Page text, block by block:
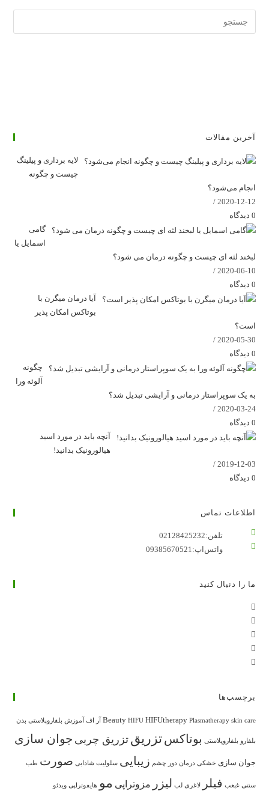
وبسایت
آخرین مقالات
لایه برداری و پیلینگ
چیست و چگونه
انجام می‌شود؟
2020-12-12
/
0 دیدگاه
گامی
اسمایل یا
لبخند لثه ای چیست و چگونه درمان می شود؟
2020-06-10
/
0 دیدگاه
آیا درمان میگرن با
بوتاکس امکان پذیر
است؟
2020-05-30
/
0 دیدگاه
چگونه
آلوئه ورا
به یک سوپراستار درمانی و آرایشی تبدیل شد؟
2020-03-24
/
0 دیدگاه
آنچه باید در مورد اسید
هیالورونیک بدانید!
2019-12-03
/
0 دیدگاه
اطلاعات تماس
تلفن:02128425232
واتس‌اپ:09385670521
ما را دنبال کنید
می‌شود
می‌شود
برچسب‌ها
Beauty HIFU HIFUtherapy Plasmatherapy skin care آر اف آموزش بلفاروپلاستی بدن
بلفارو بلفاروپلاستی بوتاکس تزریق تزریق چربی جوان سازی
جوان سازی خشکی درمان دور چشم زیبایی سلولیت شادابی صورت طب
سنتی غبغب فیلر لاغری لب لیزر مزوتراپی مو هایفوتراپی ویدئو